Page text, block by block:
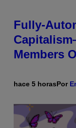
Fully-
Members
hace 5 horasPor